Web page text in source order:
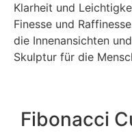
Klarheit und
Finesse und
die Innenansichten
Skulptur für die
Fibonacci